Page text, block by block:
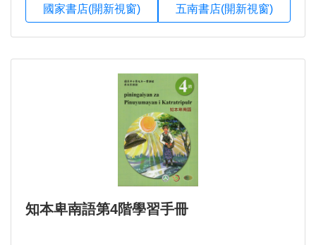
國家書店(開新視窗) 五南書店(開新視窗)
知本卑南語第4階學習手冊